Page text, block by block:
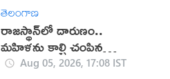
తెలంగాణ
రాజస్థాన్‌లో దారుణం..
మహిళను కాల్చి చంపిన
యువకుడు (వీడియో)
Aug 05, 2026, 17:08 IST